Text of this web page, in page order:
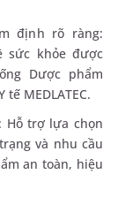
định rõ ràng:
sức khỏe được
Dược phẩm
MEDLATEC.
Hỗ trợ lựa chọn
và nhu cầu
an toàn, hiệu